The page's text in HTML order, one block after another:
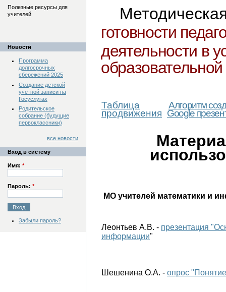
готовности
деятельности в
Таблица
продвижения
Алгоритм
Google
МО учителей математики и
Леонтьев А.В. - презентация
информации"
Шешенина О.А. - опрос
Полезные ресурсы для
учителей
Новости
Программа
долгосрочных
сбережений 2025
Создание детской
учетной записи на
Госуслугах
Родительское
собрание (будущие
первоклассники)
все новости
Вход в систему
Имя: *
Пароль: *
Забыли пароль?